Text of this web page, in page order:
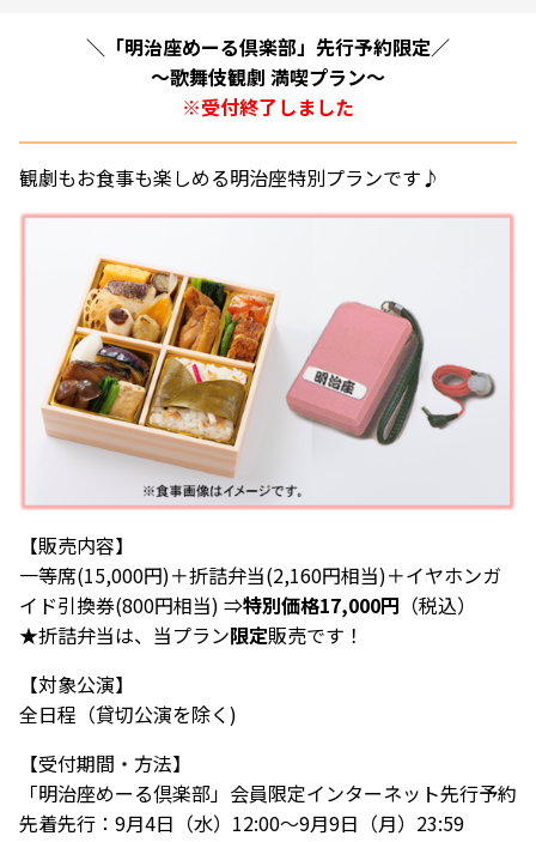
＼「明治座めーる倶楽部」先行予約限定／
～歌舞伎観劇 満喫プラン～
※受付終了しました
観劇もお食事も楽しめる明治座特別プランです♪
【販売内容】
一等席(15,000円)＋折詰弁当(2,160円相当)＋イヤホンガ
イド引換券(800円相当) ⇒特別価格17,000円 （税込）
★折詰弁当は、当プラン限定販売です！
【対象公演】
全日程（貸切公演を除く)
【受付期間・方法】
「明治座めーる倶楽部」会員限定インターネット先行予約
先着先行：9月4日（水）12:00～9月9日（月）23:59